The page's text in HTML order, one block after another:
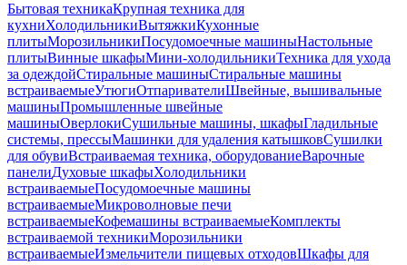
Бытовая техникаКрупная техника для
кухниХолодильникиВытяжкиКухонные
плитыМорозильникиПосудомоечные машиныНастольные
плитыВинные шкафыМини-холодильникиТехника для ухода
за одеждойСтиральные машиныСтиральные машины
встраиваемыеУтюгиОтпаривателиШвейные, вышивальные
машиныПромышленные швейные
машиныОверлокиСушильные машины, шкафыГладильные
системы, прессыМашинки для удаления катышковСушилки
для обувиВстраиваемая техника, оборудованиеВарочные
панелиДуховые шкафыХолодильники
встраиваемыеПосудомоечные машины
встраиваемыеМикроволновые печи
встраиваемыеКофемашины встраиваемыеКомплекты
встраиваемой техникиМорозильники
встраиваемыеИзмельчители пищевых отходовШкафы для